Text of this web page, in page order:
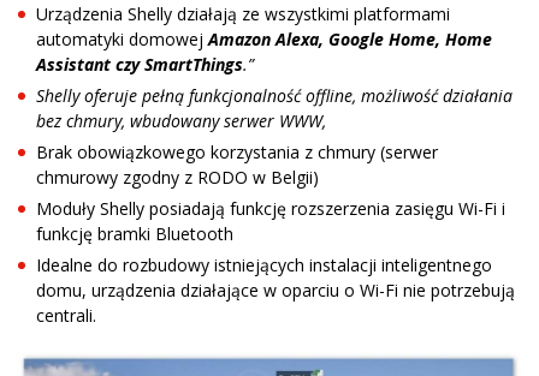
Urządzenia Shelly działają ze wszystkimi platformami
automatyki domowejAmazon Alexa, Google Home, Home
Assistant czy SmartThings.”
Shelly oferuje pełną funkcjonalność offline, możliwość działania
bez chmury, wbudowany serwer WWW,
Brak obowiązkowego korzystania z chmury (serwer
chmurowy zgodny z RODO w Belgii)
Moduły Shelly posiadają funkcję rozszerzenia zasięgu Wi-Fi i
funkcję bramki Bluetooth
Idealne do rozbudowy istniejących instalacji inteligentnego
domu, urządzenia działające w oparciu o Wi-Fi nie potrzebują
centrali.